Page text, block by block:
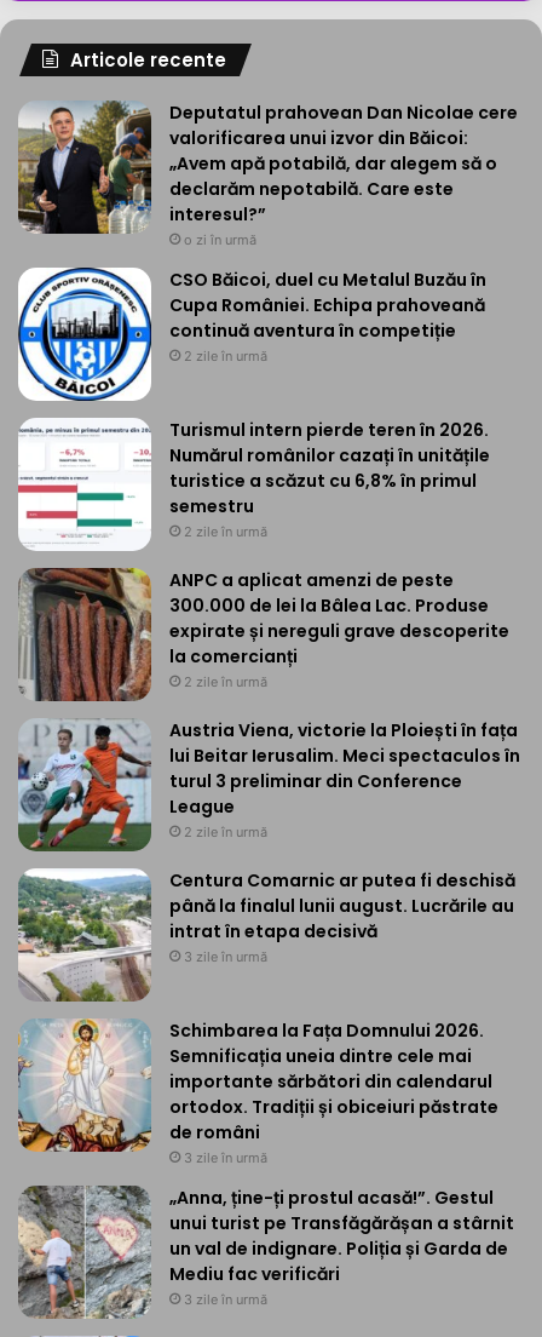
Articole recente
Deputatul prahovean Dan Nicolae cere
valorificarea unui izvor din Băicoi:
„Avem apă potabilă, dar alegem să o
declarăm nepotabilă. Care este
interesul?”
o zi în urmă
CSO Băicoi, duel cu Metalul Buzău în
Cupa României. Echipa prahoveană
continuă aventura în competiție
2 zile în urmă
Turismul intern pierde teren în 2026.
Numărul românilor cazați în unitățile
turistice a scăzut cu 6,8% în primul
semestru
2 zile în urmă
ANPC a aplicat amenzi de peste
300.000 de lei la Bâlea Lac. Produse
expirate și nereguli grave descoperite
la comercianți
2 zile în urmă
Austria Viena, victorie la Ploiești în fața
lui Beitar Ierusalim. Meci spectaculos în
turul 3 preliminar din Conference
League
2 zile în urmă
Centura Comarnic ar putea fi deschisă
până la finalul lunii august. Lucrările au
intrat în etapa decisivă
3 zile în urmă
Schimbarea la Fața Domnului 2026.
Semnificația uneia dintre cele mai
importante sărbători din calendarul
ortodox. Tradiții și obiceiuri păstrate
de români
3 zile în urmă
„Anna, ține-ți prostul acasă!”. Gestul
unui turist pe Transfăgărășan a stârnit
un val de indignare. Poliția și Garda de
Mediu fac verificări
3 zile în urmă